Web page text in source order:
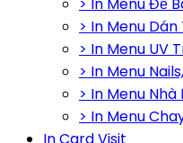
> In Menu Để
> In Menu
> In Menu UV
> In Menu
> In Menu Nhà
> In Menu